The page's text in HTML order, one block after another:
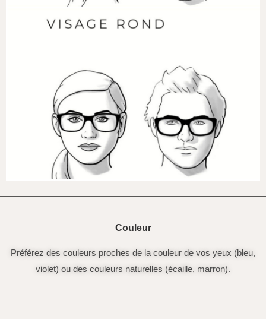
Couleur
Préférez des couleurs proches de la couleur de vos yeux (bleu,
violet) ou des couleurs naturelles (écaille, marron).